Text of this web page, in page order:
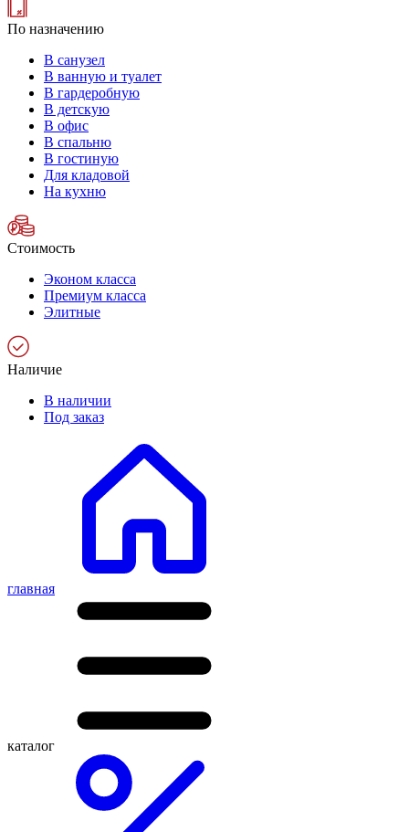
По назначению
В санузел
В ванную и туалет
В гардеробную
В детскую
В офис
В спальню
В гостиную
Для кладовой
На кухню
Стоимость
Эконом класса
Премиум класса
Элитные
Наличие
В наличии
Под заказ
главная
каталог